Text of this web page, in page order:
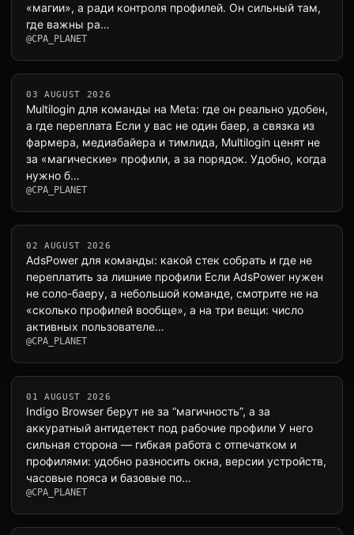
«магии», а ради контроля профилей. Он сильный там,
где важны ра…
@CPA_PLANET
03 AUGUST 2026
Multilogin для команды на Meta: где он реально удобен,
а где переплата Если у вас не один баер, а связка из
фармера, медиабайера и тимлида, Multilogin ценят не
за «магические» профили, а за порядок. Удобно, когда
нужно б…
@CPA_PLANET
02 AUGUST 2026
AdsPower для команды: какой стек собрать и где не
переплатить за лишние профили Если AdsPower нужен
не соло-баеру, а небольшой команде, смотрите не на
«сколько профилей вообще», а на три вещи: число
активных пользователе…
@CPA_PLANET
01 AUGUST 2026
Indigo Browser берут не за “магичность”, а за
аккуратный антидетект под рабочие профили У него
сильная сторона — гибкая работа с отпечатком и
профилями: удобно разносить окна, версии устройств,
часовые пояса и базовые по…
@CPA_PLANET